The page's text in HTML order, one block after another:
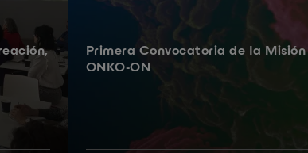
Primera Convocatoria de la Misión
ONKO-ON